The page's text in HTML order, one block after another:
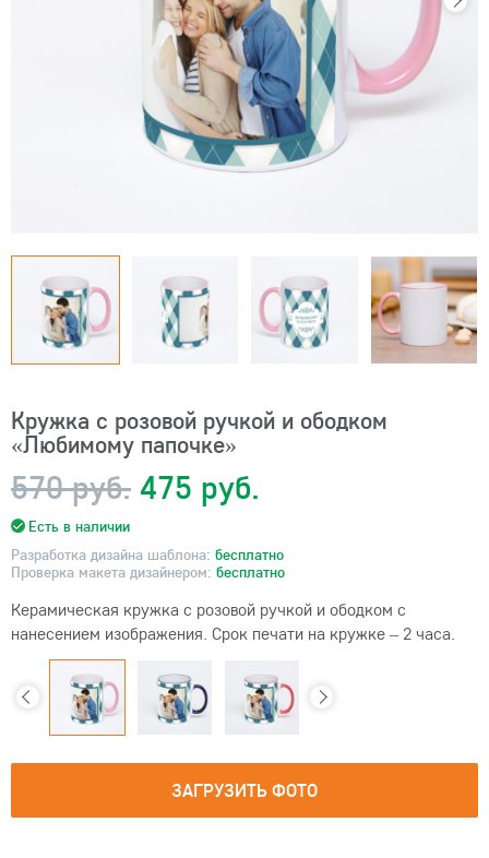
Кружка с розовой ручкой и ободком
«Любимому папочке»
570 руб. 475 руб.
Есть в наличии
Разработка дизайна шаблона: бесплатно
Проверка макета дизайнером: бесплатно
Керамическая кружка с розовой ручкой и ободком с
нанесением изображения. Срок печати на кружке – 2 часа.
ЗАГРУЗИТЬ ФОТО